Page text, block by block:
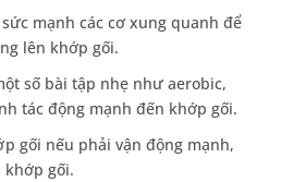
mạnh các cơ xung quanh để
lên khớp gối.
số bài tập nhẹ như aerobic,
tác động mạnh đến khớp gối.
gối nếu phải vận động mạnh,
gối.